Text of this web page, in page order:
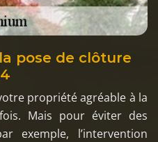
pose de clôture
propriété agréable à la
Mais pour éviter des
exemple, l’intervention